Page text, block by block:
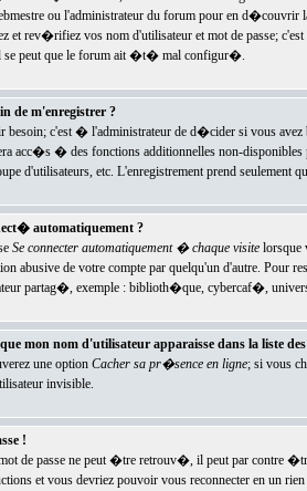
ou l'administrateur du forum pour en
et rev�rifiez vos nom d'utilisateur et mot de passe;
se peut que le forum ait �t� mal configur�.
de m'enregistrer ?
besoin; c'est � l'administrateur de d�cider si vous
acc�s � des fonctions additionnelles non-
d'utilisateurs, etc. L'enregistrement prend seulement
automatiquement ?
Se connecter automatiquement � chaque visitelorsque
abusive de votre compte par quelqu'un d'autre. Pour
partag�, exemple : biblioth�que, cybercaf�,
mon nom d'utilisateur apparaisse dans la liste
une option Cacher sa pr�sence en ligne; si vous
invisible.
!
de passe ne peut �tre retrouv�, il peut par contre
et vous devriez pouvoir vous reconnecter en un rien